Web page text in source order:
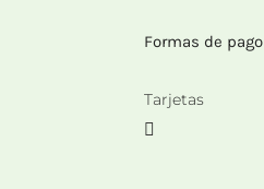
Formas de pago
Tarjetas